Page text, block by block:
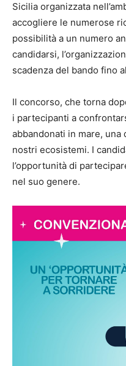
Sicilia organizzata
accogliere le numerose
possibilità a un numero
candidarsi,
scadenza del bando fino
Il concorso, che torna
i partecipanti a
abbandonati in mare,
nostri ecosistemi. I
l’opportunità di
nel suo genere.